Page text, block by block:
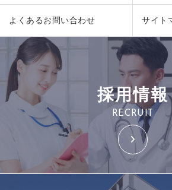
よくあるお問い合わせ サイト
採用情報
RECRUIT